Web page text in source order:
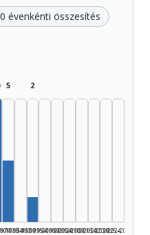
évenkénti összesítés
1 1
1970–1974: 1
5
Szerző, 1980–1984: 5
1985–1989
2
1990–1994
1995–1999
2000–2004
2005–2009
2010–2014
2015–2019
2020–2024
2025–2026